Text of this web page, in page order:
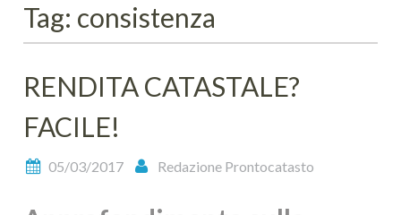
Tag: consistenza
RENDITA CATASTALE?
FACILE!
05/03/2017 Redazione Prontocatasto